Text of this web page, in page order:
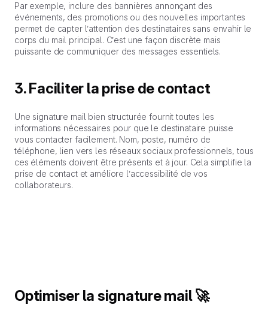
Par exemple, inclure des bannières annonçant des
événements, des promotions ou des nouvelles importantes
permet de capter l’attention des destinataires sans envahir le
corps du mail principal. C’est une façon discrète mais
puissante de communiquer des messages essentiels.
3. Faciliter la prise de contact
Une signature mail bien structurée fournit toutes les
informations nécessaires pour que le destinataire puisse
vous contacter facilement. Nom, poste, numéro de
téléphone, lien vers les réseaux sociaux professionnels, tous
ces éléments doivent être présents et à jour. Cela simplifie la
prise de contact et améliore l’accessibilité de vos
collaborateurs.
Optimiser la signature mail 🚀